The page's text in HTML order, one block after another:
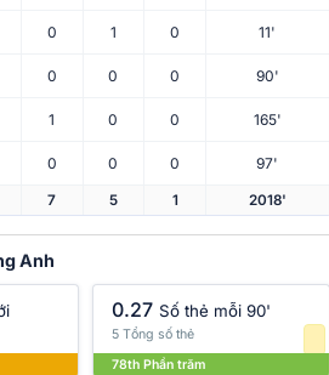
0 1 0 11'
0 0 0 90'
1 0 0 165'
0 0 0 97'
7 5 1 2018'
Anh
0.27 Số thẻ mỗi 90'
5 Tổng số thẻ
78th Phần trăm